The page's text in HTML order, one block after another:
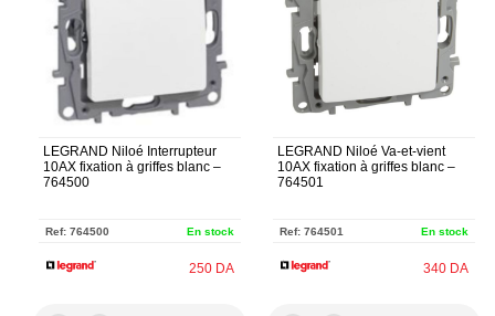
LEGRAND Niloé Interrupteur
10AX fixation à griffes blanc –
764500
Ref: 764500 En stock
250 DA
LEGRAND Niloé Va-et-vient
10AX fixation à griffes blanc –
764501
Ref: 764501 En stock
340 DA